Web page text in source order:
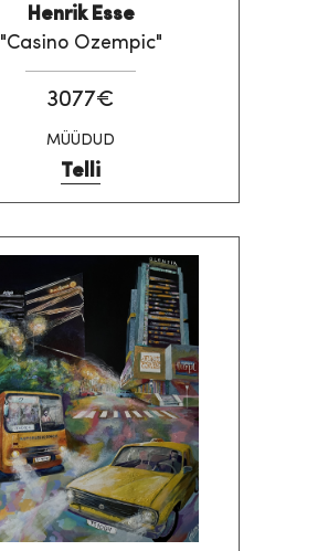
Henrik Esse
"Casino Ozempic"
3077€
MÜÜDUD
Telli